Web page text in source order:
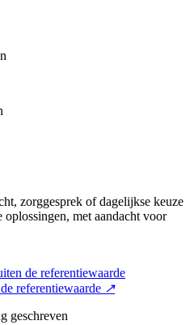
zorggesprek of dagelijkse keuze
met aandacht voor
referentiewaarde ↗
geschreven